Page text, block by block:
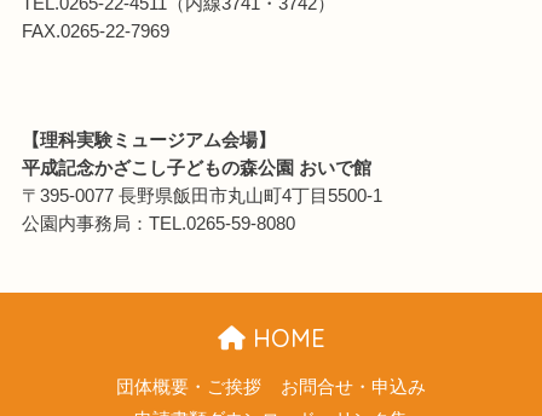
FAX.0265-22-7969
【理科実験ミュージアム会場】
平成記念かざこし子どもの森公園 おいで館
〒395-0077 長野県飯田市丸山町4丁目5500-1
公園内事務局：TEL.0265-59-8080
HOME
団体概要・ご挨拶
お問合せ・申込み